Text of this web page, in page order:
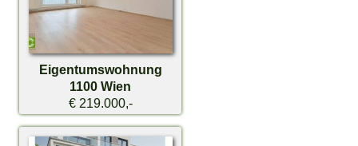
Eigentumswohnung
1100 Wien
€ 219.000,-